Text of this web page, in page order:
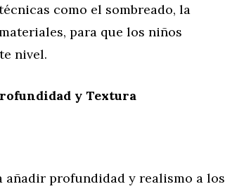
como el sombreado, la
para que los niños
nivel.
y Textura
añadir profundidad y realismo a los